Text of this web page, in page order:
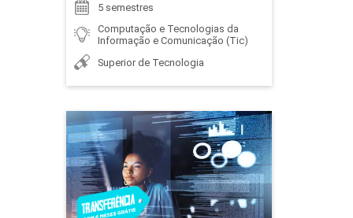
BANCO DE DADOS II
CÁLCULO APLICADO
JOABE FUZARO
JOSE ROBERTO DELALIBERA FINZER
LAZARO NOGUEIRA PENA NETO
5 semestres
Computação e Tecnologias da
Informação e Comunicação (Tic)
Superior de Tecnologia
Análise e Desenvolvimento
de Sistemas
Detalhes do curso